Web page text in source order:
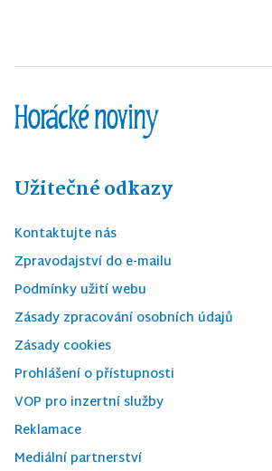
Užitečné odkazy
Kontaktujte nás
Zpravodajství do e-mailu
Podmínky užití webu
Zásady zpracování osobních údajů
Zásady cookies
Prohlášení o přístupnosti
VOP pro inzertní služby
Reklamace
Mediální partnerství